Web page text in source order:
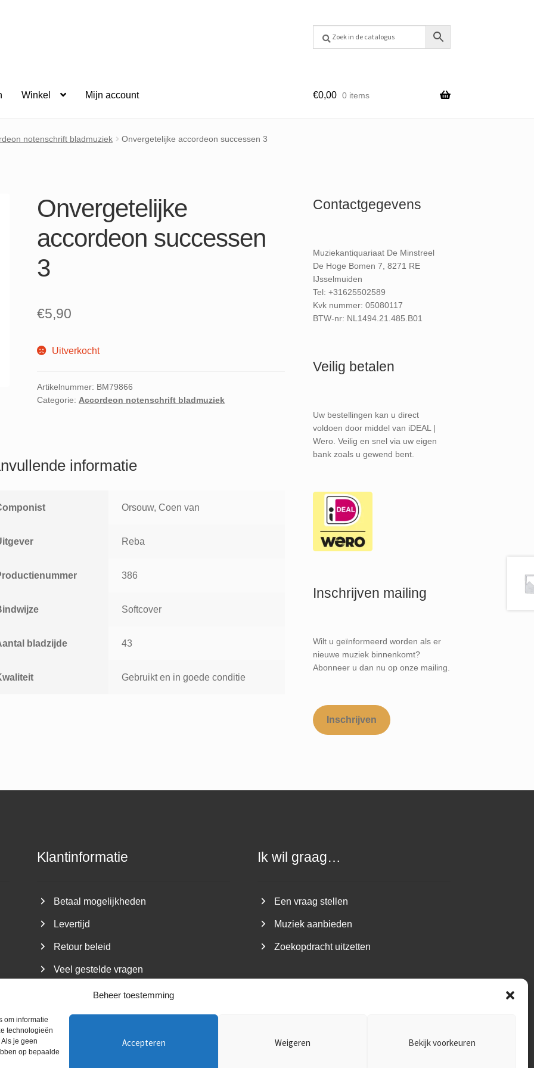
Beheer toestemming
om informatie
technologieën
je geen
op bepaalde
Accepteren Weigeren Bekijk voorkeuren
Winkel Mijn account €0,00 0 items
notenschrift bladmuziek Onvergetelijke accordeon successen 3
Onvergetelijke
accordeon successen
3
€5,90
Uitverkocht
Artikelnummer: BM79866
Categorie:Accordeon notenschrift bladmuziek
informatie
Orsouw, Coen van
Reba
386
Softcover
bladzijde 43
Gebruikt en in goede conditie
Contactgegevens
Muziekantiquariaat De Minstreel
De Hoge Bomen 7, 8271 RE
IJsselmuiden
Tel: +31625502589
Kvk nummer: 05080117
BTW-nr: NL1494.21.485.B01
Veilig betalen
Uw bestellingen kan u direct
voldoen door middel van iDEAL |
Wero. Veilig en snel via uw eigen
bank zoals u gewend bent.
Inschrijven mailing
Wilt u geïnformeerd worden als er
nieuwe muziek binnenkomt?
Abonneer u dan nu op onze mailing.
Inschrijven
Klantinformatie
Betaal mogelijkheden
Levertijd
Retour beleid
Veel gestelde vragen
Ik wil graag…
Een vraag stellen
Muziek aanbieden
Zoekopdracht uitzetten
De Minstreel ~ Kvk nummer: 05080117 ~ BTW-nr: NL1494.21.485.B01 ~ Privacy policy